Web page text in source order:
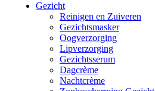
Gezicht
Reinigen en Zuiveren
Gezichtsmasker
Oogverzorging
Lipverzorging
Gezichtsserum
Dagcrème
Nachtcrème